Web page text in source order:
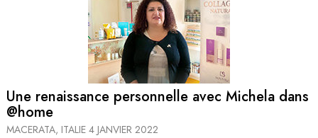
Une renaissance personnelle avec Michela dans
@home
MACERATA, ITALIE 4 JANVIER 2022